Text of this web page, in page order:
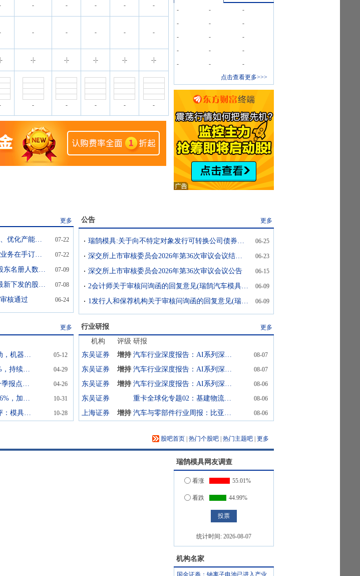
- - - - -
- - - - -
- -- -|- -|- -|- --
- - - - -
- -
-
-
-
-
-
-
-
-
-
-
-
-
-
点击查看更多>>>
更多
瑞鹄模具：公司正持续加大市场拓单、优化产能调配与精益降本 07-22
瑞鹄模具：公司目前生产经营正常，业务在手订单充足 07-22
瑞鹄模具：截至2026年6月30日公司股东名册人数为25490户 07-09
瑞鹄模具：公司截至2026年6月30日最新下发的股东名册显示股东人数为25490户 07-08
核通过 06-24
公告 更多
瑞鹄模具:关于向不特定对象发行可转换公司债券申请获得深圳证券交易所上市审核委员会审核通过的公告 06-25
深交所上市审核委员会2026年第36次审议会议结果公告 06-23
深交所上市审核委员会2026年第36次审议会议公告 06-15
2会计师关于审核问询函的回复意见(瑞鹄汽车模具股份有限公司) 06-09
1发行人和保荐机构关于审核问询函的回复意见(瑞鹄汽车模具股份有限公司) 06-09
更多
装备与零部件双轮驱动，机器人业务打开成长空间 05-12
25年收入同比增长36%，持续推进产品、技术、研发升级 04-29
2025年年报&2026年一季报点评：25年业绩稳中向上，设备业务在手订单充沛 04-26
三季度收入同比增长56%，加速模具及智能机器人等项目投建 10-31
2025年三季度报告点评：模具主业持续发力，加速布局机器人产线 10-28
行业研报 更多
机构 评级 研报
东吴证券
增持 汽车行业深度报告：AI系列深度18期：生成智能如何引入Transformer？ 08-07
东吴证券 增持 汽车行业深度报告：AI系列深度17期：视觉智能为何引入Transformer？ 08-07
东吴证券 增持 汽车行业深度报告：AI系列深度16期：语言智能为何从RNN转向Transformer？ 08-06
东吴证券 重卡全球化专题02：基建物流双轮驱动东南亚扩容，中国重卡出海进入收获期 08-06
上海证券 增持 汽车与零部件行业周报：比亚迪机器人“小迪”8月亮相，“人工智能+”赋能邮政无人机无人车加速落地 08-06
股吧首页 热门个股吧 热门主题吧 更多
瑞鹄模具网友调查
看涨 55.01%
看跌 44.99%
统计时间: 2026-08-07
机构名家
国金证券：钠离子电池已进入产业